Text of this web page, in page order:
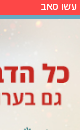
עשו סאב